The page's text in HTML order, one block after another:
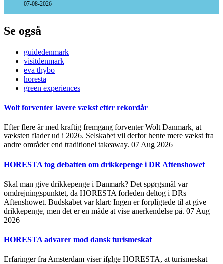
07-08-2026
Se også
guidedenmark
visitdenmark
eva thybo
horesta
green experiences
Wolt forventer lavere vækst efter rekordår
Efter flere år med kraftig fremgang forventer Wolt Danmark, at
væksten flader ud i 2026. Selskabet vil derfor hente mere vækst fra
andre områder end traditionel takeaway. 07 Aug 2026
HORESTA tog debatten om drikkepenge i DR Aftenshowet
Skal man give drikkepenge i Danmark? Det spørgsmål var
omdrejningspunktet, da HORESTA forleden deltog i DRs
Aftenshowet. Budskabet var klart: Ingen er forpligtede til at give
drikkepenge, men det er en måde at vise anerkendelse på. 07 Aug
2026
HORESTA advarer mod dansk turismeskat
Erfaringer fra Amsterdam viser ifølge HORESTA, at turismeskat